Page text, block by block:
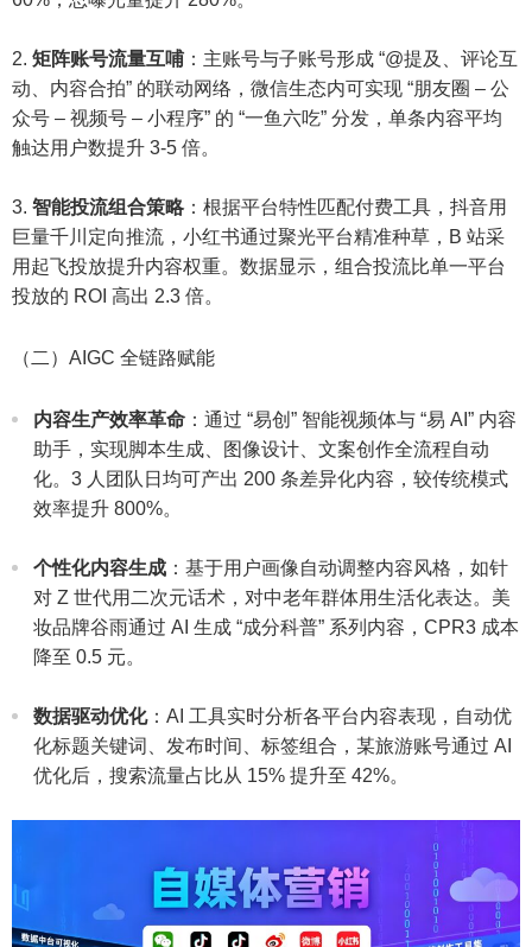
矩阵账号流量互哺：主账号与子账号形成 “@提及、评论互
动、内容合拍” 的联动网络，微信生态内可实现 “朋友圈 – 公
众号 – 视频号 – 小程序” 的 “一鱼六吃” 分发，单条内容平均
触达用户数提升 3-5 倍。​
智能投流组合策略：根据平台特性匹配付费工具，抖音用
巨量千川定向推流，小红书通过聚光平台精准种草，B 站采
用起飞投放提升内容权重。数据显示，组合投流比单一平台
投放的 ROI 高出 2.3 倍。​
（二）AIGC 全链路赋能​
内容生产效率革命 ：通过 “易创” 智能视频体与 “易 AI” 内容
助手，实现脚本生成、图像设计、文案创作全流程自动
化。3 人团队日均可产出 200 条差异化内容，较传统模式
效率提升 800%。​
个性化内容生成 ：基于用户画像自动调整内容风格，如针
对 Z 世代用二次元话术，对中老年群体用生活化表达。美
妆品牌谷雨通过 AI 生成 “成分科普” 系列内容，CPR3 成本
降至 0.5 元。​
数据驱动优化：AI 工具实时分析各平台内容表现，自动优
化标题关键词、发布时间、标签组合，某旅游账号通过 AI
优化后，搜索流量占比从 15% 提升至 42%。​